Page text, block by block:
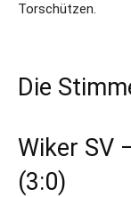
Torschützen.
Die
Wiker SV
(3:0)